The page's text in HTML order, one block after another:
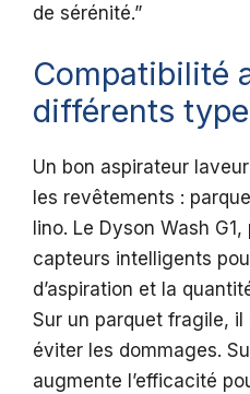
de sérénité.”
Compatibilité
différents
Un bon aspirateur
les revêtements :
lino. Le Dyson Wash
capteurs intelligents
d’aspiration et la
Sur un parquet fragile,
éviter les dommages.
augmente l’efficacité